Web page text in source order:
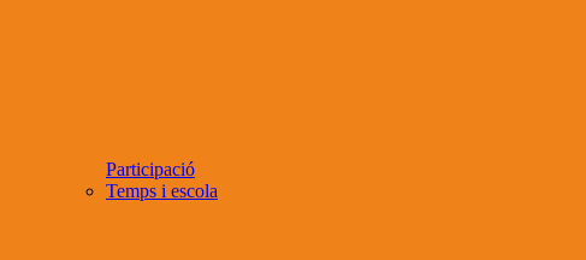
Participació
Temps i escola